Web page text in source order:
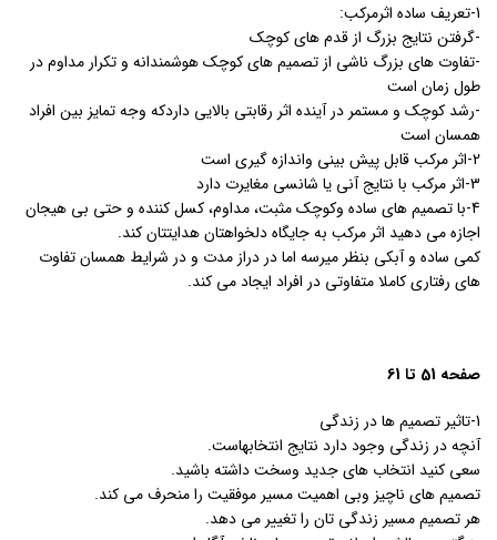
1-تعریف ساده اثرمرکب:
-گرفتن نتایج بزرگ از قدم های کوچک
-تفاوت های بزرگ ناشی از تصمیم های کوچک هوشمندانه و تکرار مداوم در
طول زمان است
-رشد کوچک و مستمر در آینده اثر رقابتی بالایی داردکه وجه تمایز بین افراد
همسان است
2-اثر مرکب قابل پیش بینی واندازه گیری است
3-اثر مرکب با نتایج آنی یا شانسی مغایرت دارد
4-با تصمیم های ساده وکوچک مثبت، مداوم، کسل کننده و حتی بی هیجان
اجازه می دهید اثر مرکب به جایگاه دلخواهتان هدایتتان کند.
کمی ساده و آبکی بنظر میرسه اما در دراز مدت و در شرایط همسان تفاوت
های رفتاری کاملا متفاوتی در افراد ایجاد می کند.
صفحه 51 تا 61
1-تاثیر تصمیم ها در زندگی
آنچه در زندگی وجود دارد نتایج انتخابهاست.
سعی کنید انتخاب های جدید وسخت داشته باشید.
تصمیم های ناچیز وبی اهمیت مسیر موفقیت را منحرف می کند.
هر تصمیم مسیر زندگی تان را تغییر می دهد.